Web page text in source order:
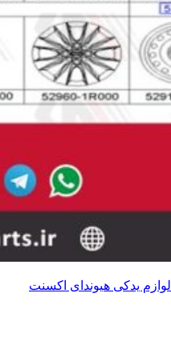
لوازم یدکی هیوندای اکسنت